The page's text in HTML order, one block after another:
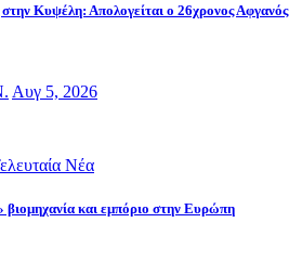
Κυψέλη: Απολογείται ο 26χρονος Αφγανός
Αυγ 5, 2026
Νέα
βιομηχανία και εμπόριο στην Ευρώπη